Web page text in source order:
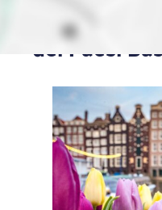
Guida
dei Paesi